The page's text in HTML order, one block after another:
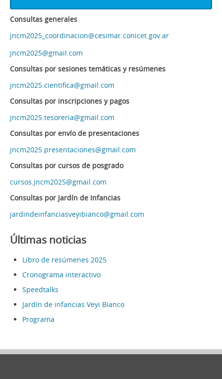
Consultas generales
jncm2025_coordinacion@cesimar.conicet.gov.ar
jncm2025@gmail.com
Consultas por sesiones temáticas y resúmenes
jncm2025.cientifica@gmail.com
Consultas por inscripciones y pagos
jncm2025.tesoreria@gmail.com
Consultas por envío de presentaciones
jncm2025.presentaciones@gmail.com
Consultas por cursos de posgrado
cursos.jncm2025@gmail.com
Consultas por Jardín de Infancias
jardindeinfanciasveyibianco@gmail.com
Últimas noticias
Libro de resúmenes 2025
Cronograma interactivo
Speedtalks
Jardín de infancias Veyi Bianco
Programa